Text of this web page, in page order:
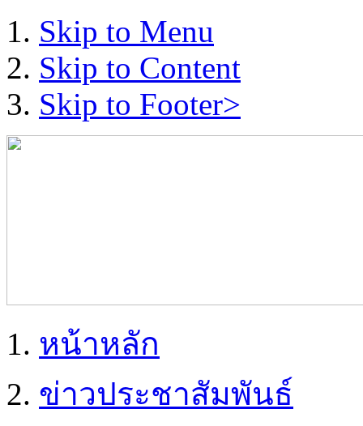
Skip to Menu
Skip to Content
Skip to Footer>
หน้าหลัก
ข่าวประชาสัมพันธ์